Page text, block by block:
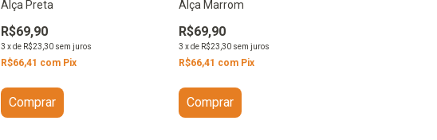
Alça Preta
R$69,90
3 xde R$23,30 sem juros
R$66,41 com Pix
Comprar
Alça Marrom
R$69,90
3 xde R$23,30 sem juros
R$66,41 com Pix
Comprar